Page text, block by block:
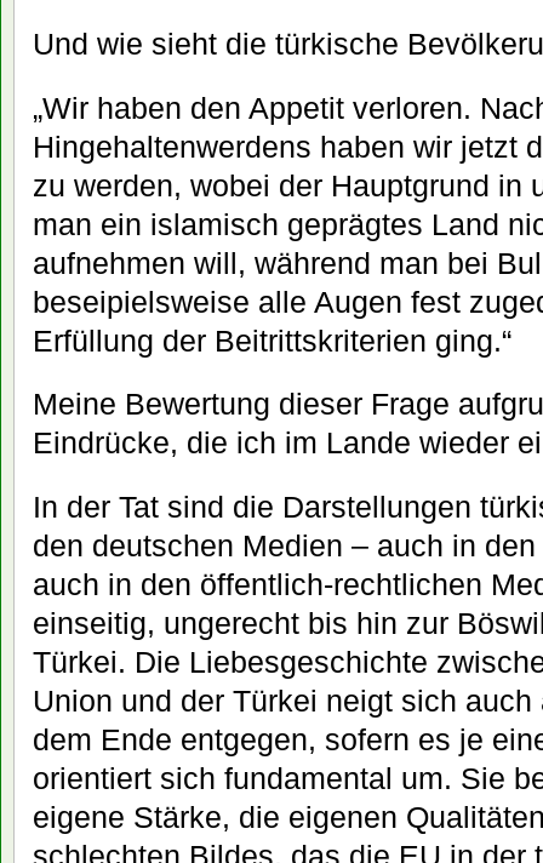
Und wie sieht die türkische
„Wir haben den Appetit verloren.
Hingehaltenwerdens haben wir jetzt
zu werden, wobei der Hauptgrund in
man ein islamisch geprägtes Land
aufnehmen will, während man bei
beseipielsweise alle Augen fest
Erfüllung der Beitrittskriterien ging.“
Meine Bewertung dieser Frage
Eindrücke, die ich im Lande wieder
In der Tat sind die Darstellungen
den deutschen Medien – auch in
auch in den öffentlich-rechtlichen
einseitig, ungerecht bis hin zur
Türkei. Die Liebesgeschichte
Union und der Türkei neigt sich
dem Ende entgegen, sofern es je
orientiert sich fundamental um. Sie
eigene Stärke, die eigenen
schlechten Bildes, das die EU in der